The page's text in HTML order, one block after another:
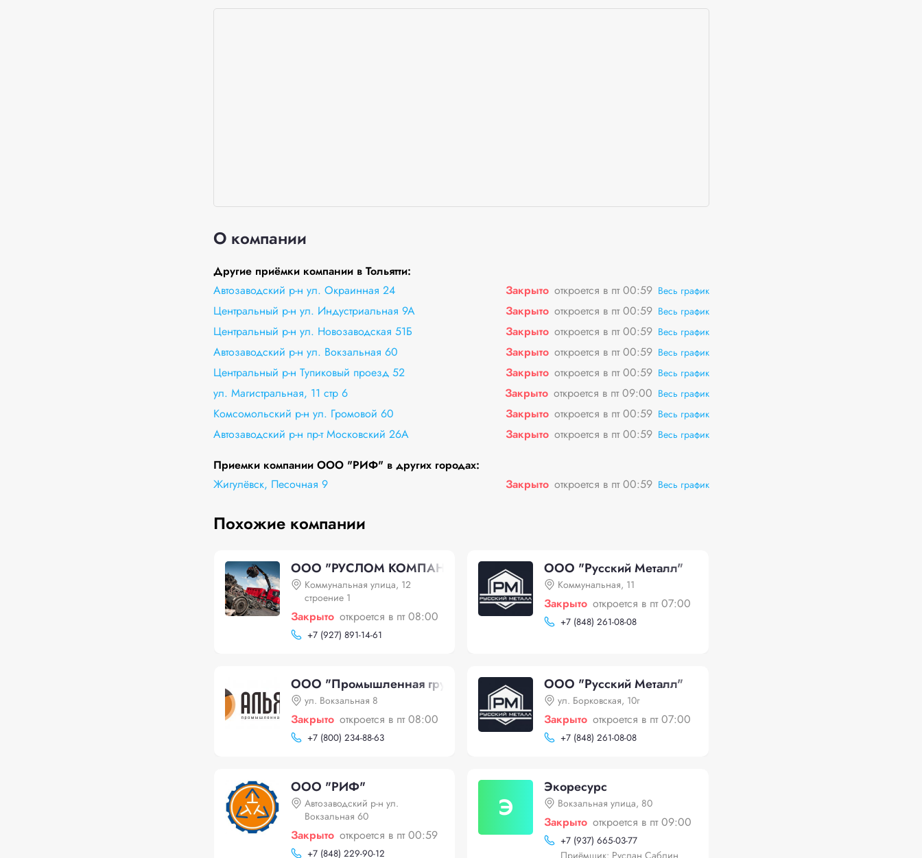
О компании
Другие приёмки компании в Тольятти:
Автозаводский р-н ул. Окраинная 24
Закрыто откроется в пт 00:59 Весь график
Центральный р-н ул. Индустриальная 9А Закрыто откроется в пт 00:59 Весь график
Центральный р-н ул. Новозаводская 51Б Закрыто откроется в пт 00:59 Весь график
Автозаводский р-н ул. Вокзальная 60 Закрыто откроется в пт 00:59 Весь график
Центральный р-н Тупиковый проезд 52 Закрыто откроется в пт 00:59 Весь график
ул. Магистральная, 11 стр 6 Закрыто откроется в пт 09:00 Весь график
Комсомольский р-н ул. Громовой 60 Закрыто откроется в пт 00:59 Весь график
Автозаводский р-н пр-т Московский 26А Закрыто откроется в пт 00:59 Весь график
Приемки компании ООО "РИФ" в других городах:
Жигулёвск, Песочная 9
Закрыто откроется в пт 00:59 Весь график
Похожие компании
ООО "РУСЛОМ КОМПАНИ"
Коммунальная улица, 12
строение 1
Закрыто откроется в пт 08:00
+7 (927) 891-14-61
ООО "Русский Металл"
Коммунальная, 11
Закрыто откроется в пт 07:00
+7 (848) 261-08-08
ООО "Промышленная группа Альянс"
ул. Вокзальная 8
Закрыто откроется в пт 08:00
+7 (800) 234-88-63
ООО "Русский Металл"
ул. Борковская, 10г
Закрыто откроется в пт 07:00
+7 (848) 261-08-08
ООО "РИФ"
Автозаводский р-н ул.
Вокзальная 60
Закрыто откроется в пт 00:59
+7 (848) 229-90-12
Э
Экоресурс
Вокзальная улица, 80
Закрыто откроется в пт 09:00
+7 (937) 665-03-77
Приёмщик: Руслан Саблин